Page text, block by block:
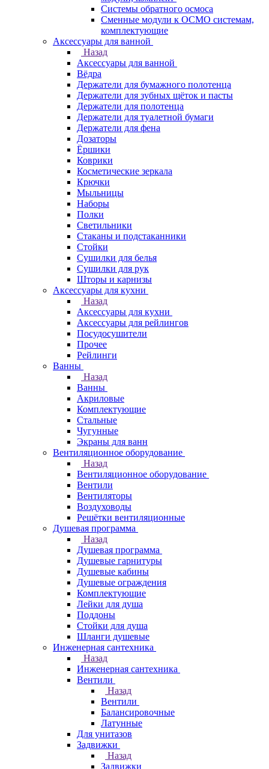
Системы обратного осмоса
Сменные модули к ОСМО системам,
комплектующие
Аксессуары для ванной
Назад
Аксессуары для ванной
Вёдра
Держатели для бумажного полотенца
Держатели для зубных щёток и пасты
Держатели для полотенца
Держатели для туалетной бумаги
Держатели для фена
Дозаторы
Ёршики
Коврики
Косметические зеркала
Крючки
Мыльницы
Наборы
Полки
Светильники
Стаканы и подстаканники
Стойки
Сушилки для белья
Сушилки для рук
Шторы и карнизы
Аксессуары для кухни
Назад
Аксессуары для кухни
Аксессуары для рейлингов
Посудосушители
Прочее
Рейлинги
Ванны
Назад
Ванны
Акриловые
Комплектующие
Стальные
Чугунные
Экраны для ванн
Вентиляционное оборудование
Назад
Вентиляционное оборудование
Вентили
Вентиляторы
Воздуховоды
Решётки вентиляционные
Душевая программа
Назад
Душевая программа
Душевые гарнитуры
Душевые кабины
Душевые ограждения
Комплектующие
Лейки для душа
Поддоны
Стойки для душа
Шланги душевые
Инженерная сантехника
Назад
Инженерная сантехника
Вентили
Назад
Вентили
Балансировочные
Латунные
Для унитазов
Задвижки
Назад
Задвижки